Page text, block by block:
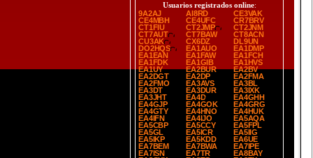
Usuarios registrados online:
9A2AJ
AI8RD
CE3VAK
CE4MBH
CE4UFC
CR7BRV
CT1FIU
CT2JMP
CT2JNM
CT7AUT
CT7BAW
CT8ACN
CU3AK
CX6DZ
DL9UN
DO2HQS
EA1AUO
EA1DMP
EA1EAN
EA1FAW
EA1FCH
EA1FDK
EA1GIB
EA1HVS
EA1UY
EA2BUR
EA2BV
EA2DGT
EA2DP
EA2FMA
EA2FMO
EA3AVS
EA3BL
EA3DT
EA3DUR
EA3IXK
EA3JHT
EA4D
EA4GHH
EA4GJP
EA4GOK
EA4GRG
EA4GTY
EA4HNO
EA4HUK
EA4IFN
EA4IJO
EA5AQA
EA5CBP
EA5CCY
EA5FPL
EA5GL
EA5ICR
EA5IIG
EA5IKP
EA5KDD
EA6UE
EA7BEM
EA7BWA
EA7IPE
EA7ISN
EA7TR
EA8BAY